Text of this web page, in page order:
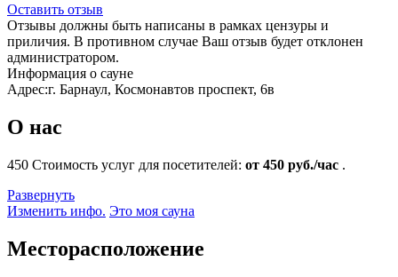
Оставить отзыв
Отзывы должны быть написаны в рамках цензуры и
приличия. В противном случае Ваш отзыв будет отклонен
администратором.
Информация о сауне
Адрес:г. Барнаул, Космонавтов проспект, 6в
О нас
450 Стоимость услуг для посетителей: от 450 руб./час .
Развернуть
Изменить инфо. Это моя сауна
Месторасположение